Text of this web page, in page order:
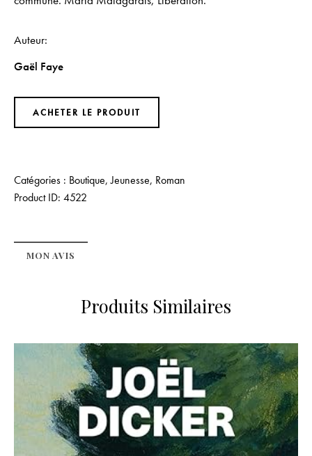
Auteur
Gaël Faye
ACHETER LE PRODUIT
Catégories : Boutique,Jeunesse, Roman
Product ID: 4522
MON AVIS
Produits Similaires